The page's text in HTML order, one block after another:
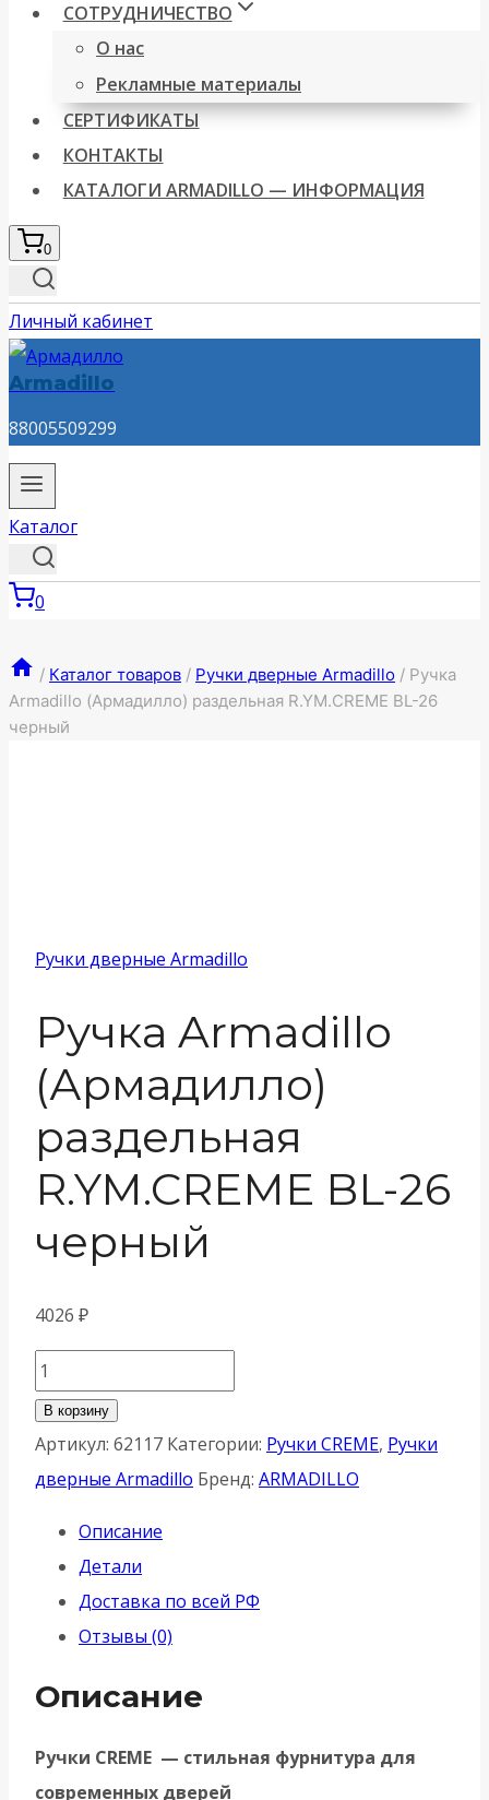
СОТРУДНИЧЕСТВО
О нас
Рекламные материалы
СЕРТИФИКАТЫ
КОНТАКТЫ
КАТАЛОГИ ARMADILLO — ИНФОРМАЦИЯ
0
Личный кабинет
Armadillo
88005509299
Каталог
0
/ Каталог товаров / Ручки дверные Armadillo / Ручка
Armadillo (Армадилло) раздельная R.YM.CREME BL-26
черный
Ручки дверные Armadillo
Ручка Armadillo
(Армадилло)
раздельная
R.YM.CREME BL-26
черный
4026 ₽
Количество
товара
Ручка
Armadillo
раздельная
R.YM.CREME
BL-
черный
В корзину
Артикул: 62117 Категории: Ручки CREME, Ручки
дверные Armadillo Бренд: ARMADILLO
Описание
Детали
Доставка по всей РФ
Отзывы (0)
Описание
Ручки CREME — стильная фурнитура для
современных дверей